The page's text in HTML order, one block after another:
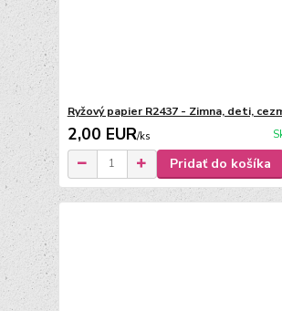
Ryžový papier R2437 - Zimna, deti,
2,00 EUR/ks
Pridať do košíka